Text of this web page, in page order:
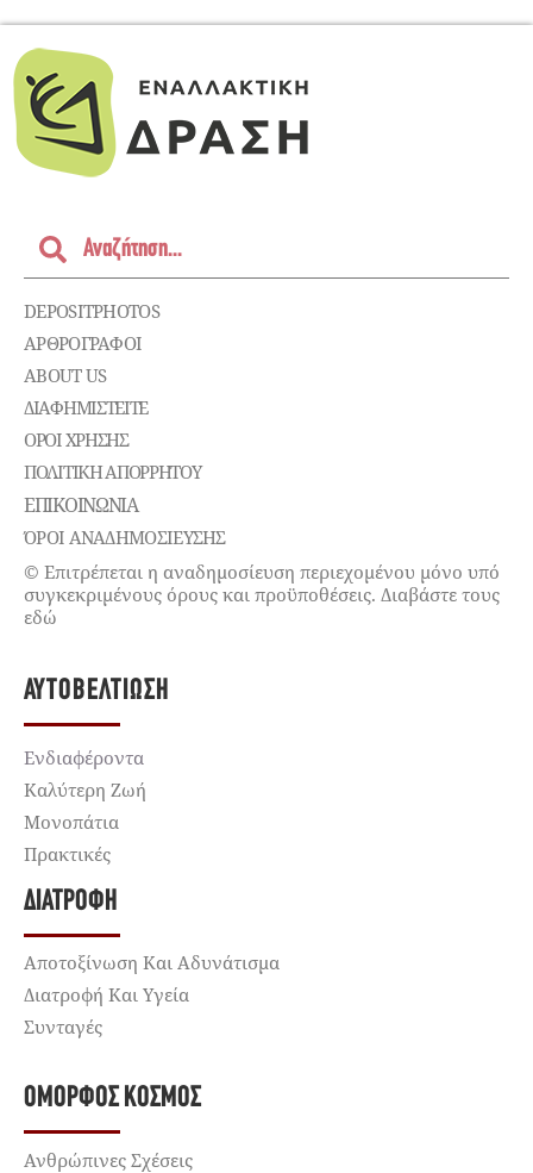
DEPOSITPHOTOS
ΑΡΘΡΟΓΡΑΦΟΙ
ABOUT US
ΔΙΑΦΗΜΙΣΤΕΊΤΕ
ΌΡΟΙ ΧΡΉΣΗΣ
ΠΟΛΙΤΙΚΉ ΑΠΟΡΡΉΤΟΥ
ΕΠΙΚΟΙΝΩΝΊΑ
ΌΡΟΙ ΑΝΑΔΗΜΟΣΙΕΥΣΗΣ
© Επιτρέπεται η αναδημοσίευση περιεχομένου μόνο υπό
συγκεκριμένους όρους και προϋποθέσεις. Διαβάστε τους
εδώ
ΑΥΤΟΒΕΛΤΊΩΣΗ
Ενδιαφέροντα
Καλύτερη Ζωή
Μονοπάτια
Πρακτικές
ΔΙΑΤΡΟΦΉ
Αποτοξίνωση Και Αδυνάτισμα
Διατροφή Και Υγεία
Συνταγές
ΌΜΟΡΦΟΣ ΚΌΣΜΟΣ
Ανθρώπινες Σχέσεις